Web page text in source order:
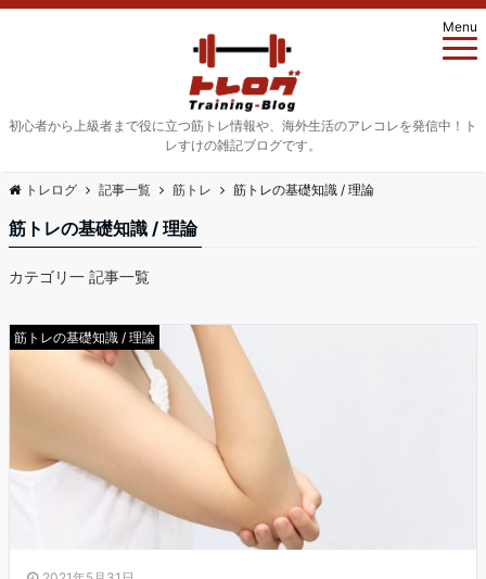
初心者から上級者まで役に立つ筋トレ情報や、海外生活のアレコレを発信中！ト
レすけの雑記ブログです。
Menu
トレログ 記事一覧 筋トレ 筋トレの基礎知識 / 理論
筋トレの基礎知識 / 理論
カテゴリ一 記事一覧
筋トレの基礎知識 / 理論